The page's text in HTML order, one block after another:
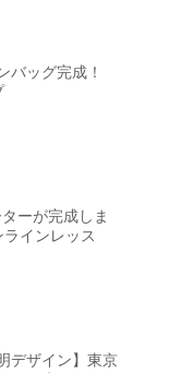
バッグ完成！
ーが完成しま
インレッス
デザイン】東京